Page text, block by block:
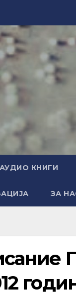
АУДИО КНИГИ
ЗА